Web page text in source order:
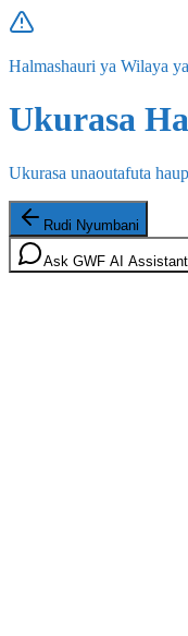
Halmashauri ya Wilaya
Ukurasa
Ukurasa unaoutafuta
Rudi Nyumbani
Ask GWF AI Assistant